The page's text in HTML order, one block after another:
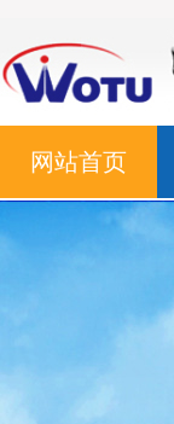
网站首页